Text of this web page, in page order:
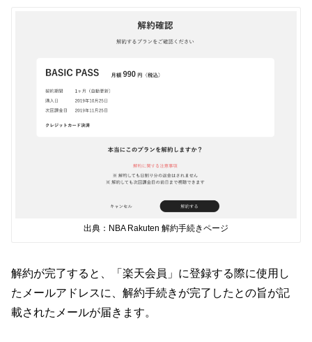
出典：NBA Rakuten 解約手続きページ
解約が完了すると、「楽天会員」に登録する際に使用し
たメールアドレスに、解約手続きが完了したとの旨が記
載されたメールが届きます。